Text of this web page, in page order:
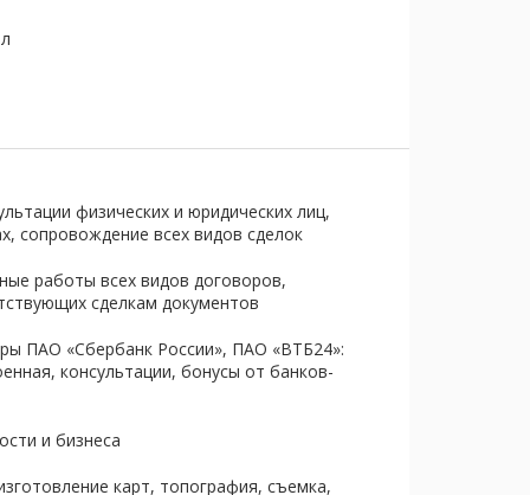
физических и юридических лиц,
сопровождение всех видов сделок
работы всех видов договоров,
сделкам документов
ПАО «Сбербанк России», ПАО «ВТБ24»:
консультации, бонусы от банков-
и бизнеса
карт, топография, съемка,